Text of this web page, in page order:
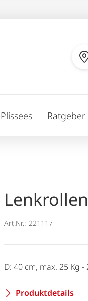
Ratgeber
Art.Nr.: 221117
D: 40 cm, max. 25 Kg
Produktdetails